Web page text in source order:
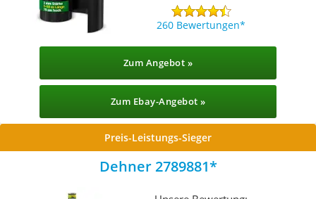
260 Bewertungen
Zum Angebot »
Zum Ebay-Angebot »
Preis-Leistungs-Sieger
Dehner 2789881